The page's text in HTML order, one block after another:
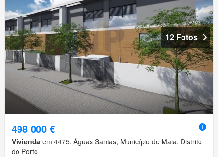
12 Fotos
498 000 €
Vivienda em 4475, Águas Santas, Município de Maia, Distrito
do Porto